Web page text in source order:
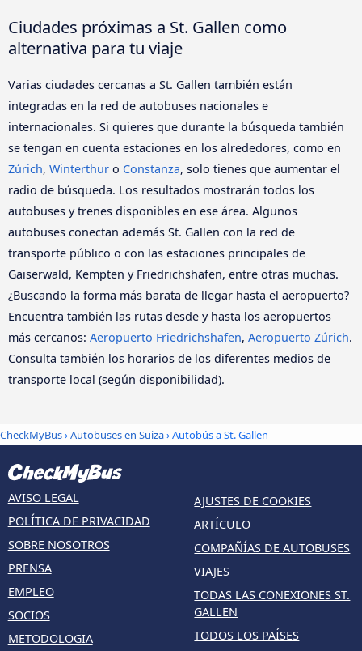
Ciudades próximas a St. Gallen como
alternativa para tu viaje
Varias ciudades cercanas a St. Gallen también están
integradas en la red de autobuses nacionales e
internacionales. Si quieres que durante la búsqueda también
se tengan en cuenta estaciones en los alrededores, como en
Zúrich, Winterthur o Constanza, solo tienes que aumentar el
radio de búsqueda. Los resultados mostrarán todos los
autobuses y trenes disponibles en ese área. Algunos
autobuses conectan además St. Gallen con la red de
transporte público o con las estaciones principales de
Gaiserwald, Kempten y Friedrichshafen, entre otras muchas.
¿Buscando la forma más barata de llegar hasta el aeropuerto?
Encuentra también las rutas desde y hasta los aeropuertos
más cercanos: Aeropuerto Friedrichshafen, Aeropuerto Zúrich.
Consulta también los horarios de los diferentes medios de
transporte local (según disponibilidad).
CheckMyBus›Autobuses en Suiza› Autobús a St. Gallen
AVISO LEGAL
POLÍTICA DE PRIVACIDAD
SOBRE NOSOTROS
PRENSA
EMPLEO
SOCIOS
METODOLOGIA
AJUSTES DE COOKIES
ARTÍCULO
COMPAÑÍAS DE AUTOBUSES
VIAJES
TODAS LAS CONEXIONES ST.
GALLEN
TODOS LOS PAÍSES